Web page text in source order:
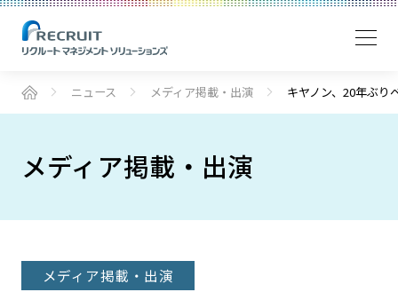
ニュース メディア掲載・出演 キヤノン、20年ぶり
メディア掲載・出演
メディア掲載・出演